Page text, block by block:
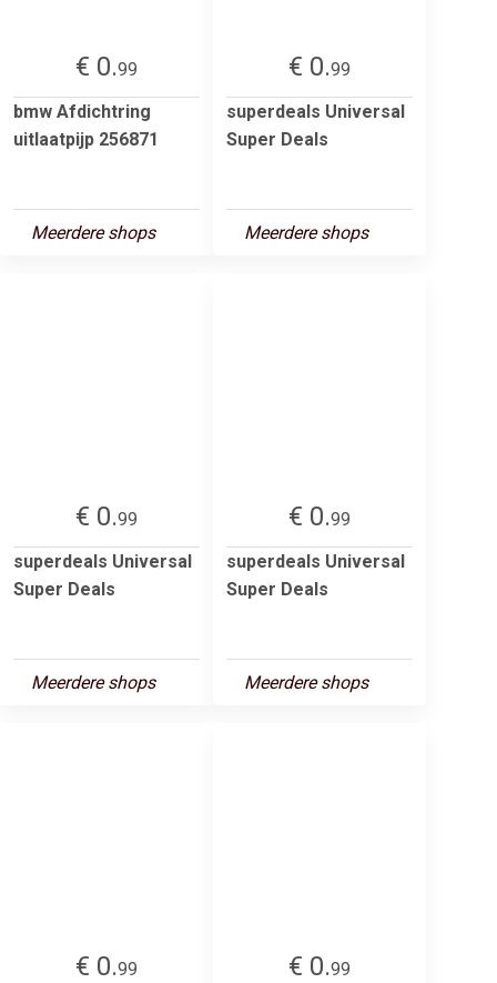
€ 0.99
bmw Afdichtring
uitlaatpijp 256871
Meerdere shops
€ 0.99
superdeals Universal
Super Deals
Meerdere shops
€ 0.99
superdeals Universal
Super Deals
Meerdere shops
€ 0.99
superdeals Universal
Super Deals
Meerdere shops
€ 0.99
€ 0.99